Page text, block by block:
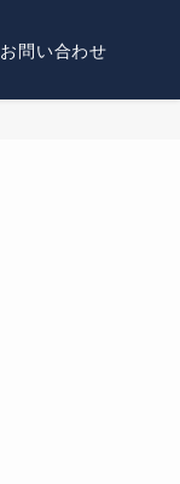
お問い合わせ